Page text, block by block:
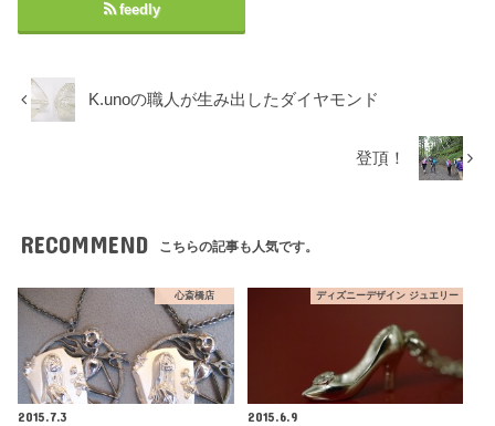
feedly
K.unoの職人が生み出したダイヤモンド
登頂！
RECOMMEND こちらの記事も人気です。
心斎橋店
2015.7.3
ディズニーデザイン ジュエリー
2015.6.9